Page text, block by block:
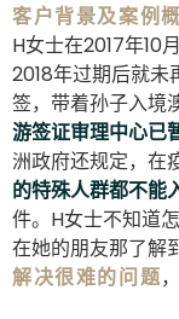
客户背景及案例
H女士在2017年10
2018年过期后就未
签，带着孙子入境
游签证审理中心已
洲政府还规定，在
的特殊人群都不能
件。H女士不知道
在她的朋友那了解
解决很难的问题